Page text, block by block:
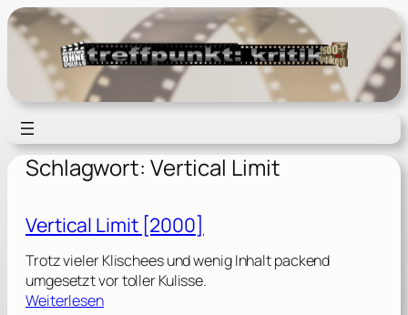
Zum
Inhalt
springen
Schlagwort: Vertical Limit
Vertical Limit [2000]
Trotz vieler Klischees und wenig Inhalt packend
umgesetzt vor toller Kulisse.
Weiterlesen: